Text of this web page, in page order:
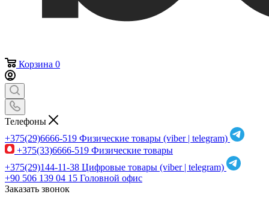
Корзина 0
Телефоны
+375(29)6666-519 Физические товары (viber | telegram)
+375(33)6666-519 Физические товары
+375(29)144-11-38 Цифровые товары (viber | telegram)
+90 506 139 04 15 Головной офис
Заказать звонок